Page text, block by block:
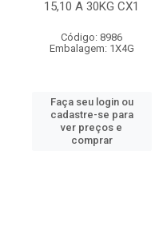
15,10 A 30KG CX1
Código: 8986
Embalagem: 1X4G
Faça seu login ou
cadastre-se para
ver preços e
comprar